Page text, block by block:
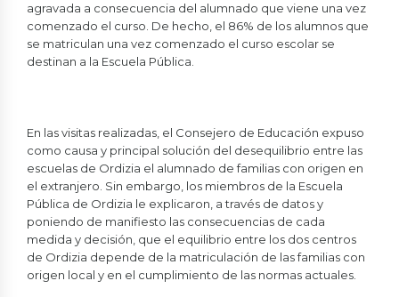
agravada a consecuencia del alumnado que viene una vez
comenzado el curso. De hecho, el 86% de los alumnos que
se matriculan una vez comenzado el curso escolar se
destinan a la Escuela Pública.
En las visitas realizadas, el Consejero de Educación expuso
como causa y principal solución del desequilibrio entre las
escuelas de Ordizia el alumnado de familias con origen en
el extranjero. Sin embargo, los miembros de la Escuela
Pública de Ordizia le explicaron, a través de datos y
poniendo de manifiesto las consecuencias de cada
medida y decisión, que el equilibrio entre los dos centros
de Ordizia depende de la matriculación de las familias con
origen local y en el cumplimiento de las normas actuales.